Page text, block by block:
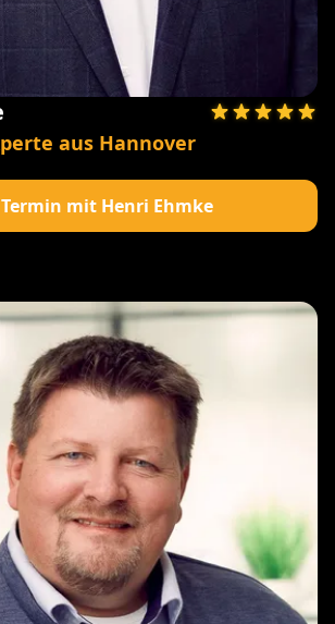
aus Hannover
Termin mit Henri Ehmke